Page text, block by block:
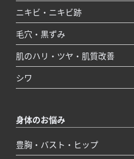
ニキビ・ニキビ跡
毛穴・黒ずみ
肌のハリ・ツヤ・肌質改善
シワ
身体のお悩み
豊胸・バスト・ヒップ